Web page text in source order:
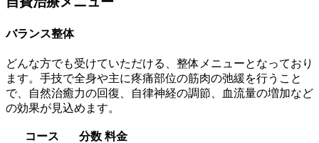
バランス整体
どんな方でも受けていただける、整体メニューとなっており
ます。手技で全身や主に疼痛部位の筋肉の弛緩を行うこと
で、自然治癒力の回復、自律神経の調節、血流量の増加など
の効果が見込めます。
コース 分数 料金